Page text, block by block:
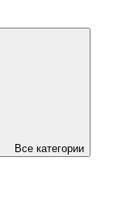
Все категории